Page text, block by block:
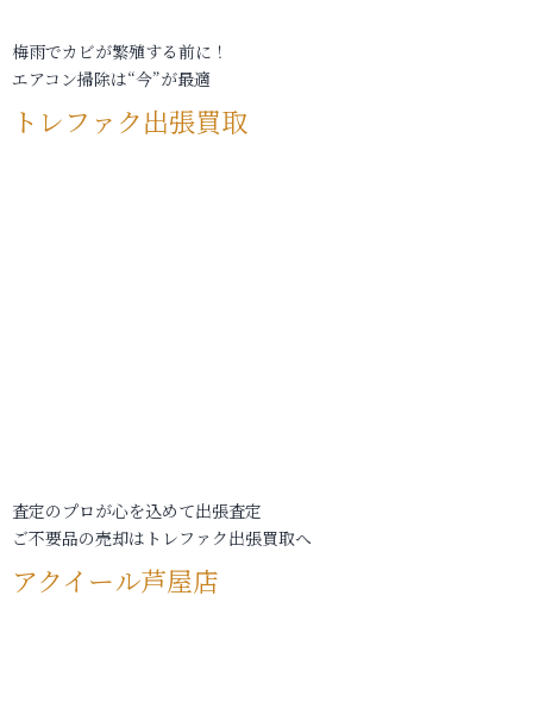
梅雨でカビが繁殖する前に！
エアコン掃除は“今”が最適
トレファク出張買取
査定のプロが心を込めて出張査定
ご不要品の売却はトレファク出張買取へ
アクイール芦屋店